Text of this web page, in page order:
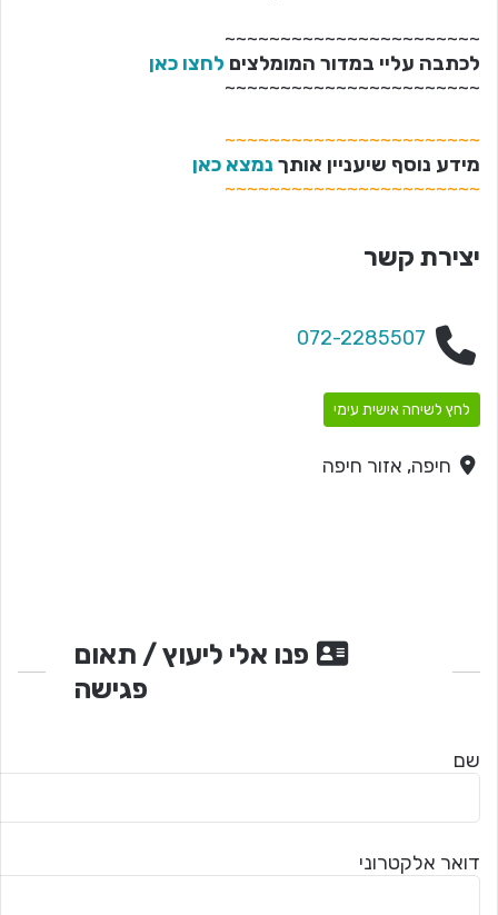
~~~~~~~~~~~~~~~~~~~~~~~
לכתבה עליי במדור המומלצים לחצו כאן
~~~~~~~~~~~~~~~~~~~~~~~
~~~~~~~~~~~~~~~~~~~~~~~
מידע נוסף שיעניין אותך נמצא כאן
~~~~~~~~~~~~~~~~~~~~~~~
יצירת קשר
072-2285507
לחץ לשיחה אישית עימי
חיפה, אזור חיפה
פנו אלי ליעוץ / תאום
פגישה
שם
דואר אלקטרוני